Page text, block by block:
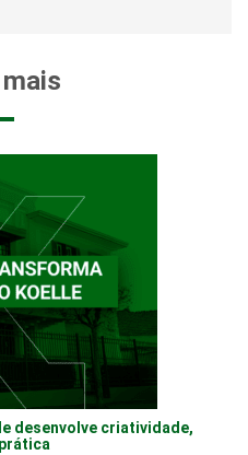
desenvolve criatividade,